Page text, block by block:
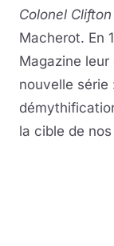
Colonel Clifton
Macherot. En
Magazine
nouvelle série
la cible de